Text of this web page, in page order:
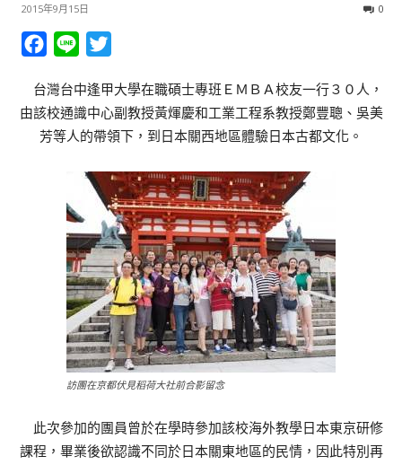
2015年9月15日 0
Facebook
Line
台灣台中逢甲大學在職碩士專班ＥＭＢＡ校友一行３０人，
由該校通識中心副教授黃煇慶和工業工程系教授鄭豐聰、吳美
芳等人的帶領下，到日本關西地區體驗日本古都文化。
訪團在京都伏見稻荷大社前合影留念
此次參加的團員曾於在學時參加該校海外教學日本東京研修
課程，畢業後欲認識不同於日本關東地區的民情，因此特別再